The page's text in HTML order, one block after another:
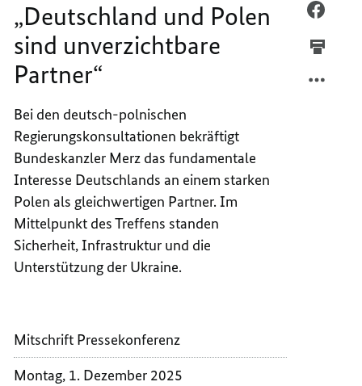
„Deutschland und Polen
sind unverzichtbare
Partner“
Bei den deutsch-polnischen
Regierungskonsultationen bekräftigt
Bundeskanzler Merz das fundamentale
Interesse Deutschlands an einem starken
Polen als gleichwertigen Partner. Im
Mittelpunkt des Treffens standen
Sicherheit, Infrastruktur und die
Unterstützung der Ukraine.
Mitschrift Pressekonferenz
Montag, 1. Dezember 2025